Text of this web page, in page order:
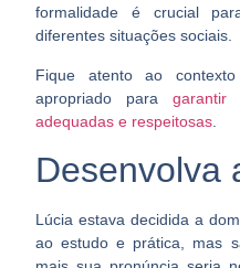
formalidade é crucial
diferentes situações sociais.
Fique atento ao
apropriado paragarantir
adequadas e respeitosas
Desenvolva
Lúcia estava decidida a
ao estudo e prática, mas